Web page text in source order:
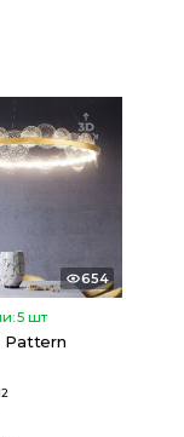
654
5 шт
Pattern